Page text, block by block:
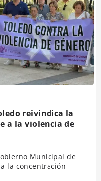
reivindica la
a la violencia de
Municipal de
la concentración